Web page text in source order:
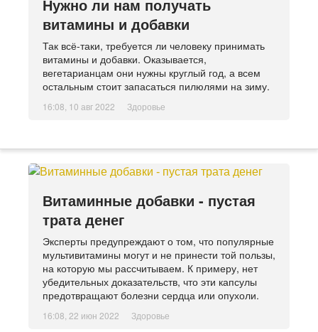
Нужно ли нам получать
витамины и добавки
Так всё-таки, требуется ли человеку принимать
витамины и добавки. Оказывается,
вегетарианцам они нужны круглый год, а всем
остальным стоит запасаться пилюлями на зиму.
16:08, 10 авг 2022 Здоровье
Витаминные добавки - пустая
трата денег
Эксперты предупреждают о том, что популярные
мультивитамины могут и не принести той пользы,
на которую мы рассчитываем. К примеру, нет
убедительных доказательств, что эти капсулы
предотвращают болезни сердца или опухоли.
16:08, 22 июн 2022 Здоровье